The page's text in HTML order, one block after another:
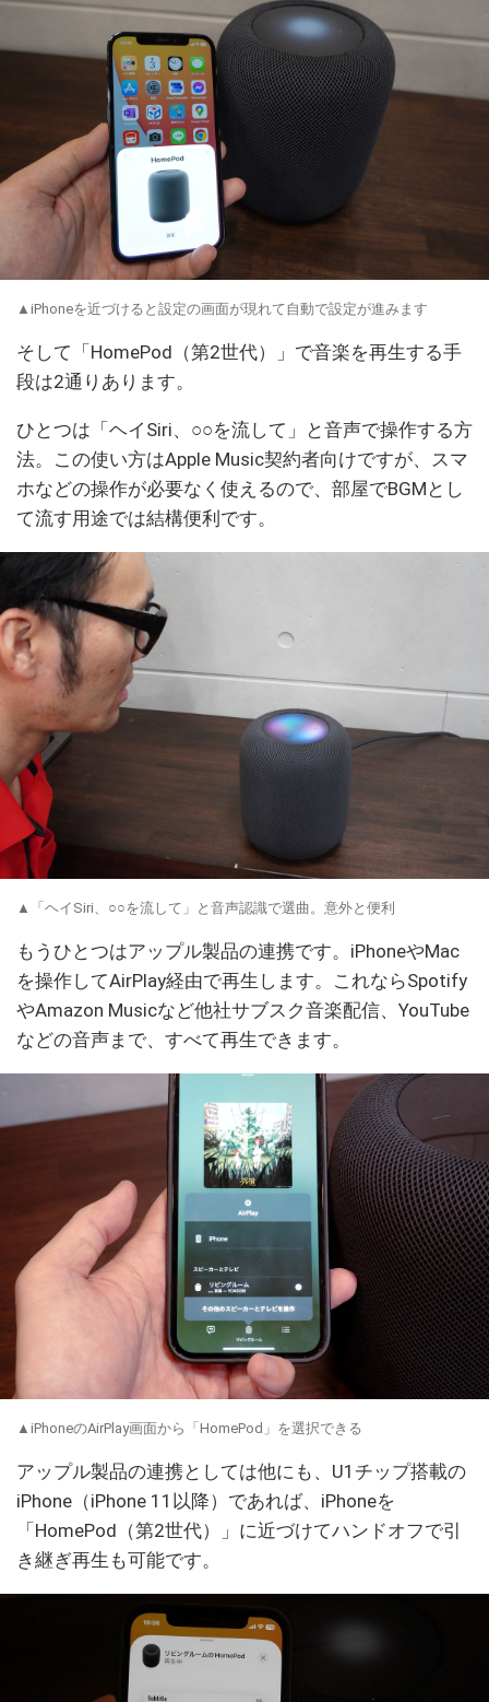
▲iPhoneを近づけると設定の画面が現れて自動で設定が進みます
そして「HomePod（第2世代）」で音楽を再生する手
段は2通りあります。
ひとつは「ヘイSiri、○○を流して」と音声で操作する方
法。この使い方はApple Music契約者向けですが、スマ
ホなどの操作が必要なく使えるので、部屋でBGMとし
て流す用途では結構便利です。
▲「ヘイSiri、○○を流して」と音声認識で選曲。意外と便利
もうひとつはアップル製品の連携です。iPhoneやMac
を操作してAirPlay経由で再生します。これならSpotify
やAmazon Musicなど他社サブスク音楽配信、YouTube
などの音声まで、すべて再生できます。
▲iPhoneのAirPlay画面から「HomePod」を選択できる
アップル製品の連携としては他にも、U1チップ搭載の
iPhone（iPhone 11以降）であれば、iPhoneを
「HomePod（第2世代）」に近づけてハンドオフで引
き継ぎ再生も可能です。